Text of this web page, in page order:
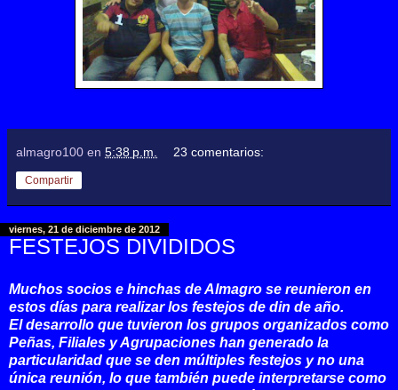
almagro100 en 5:38 p.m. 23 comentarios:
Compartir
viernes, 21 de diciembre de 2012
FESTEJOS DIVIDIDOS
Muchos socios e hinchas de Almagro se reunieron en
estos días para realizar los festejos de din de año.
El desarrollo que tuvieron los grupos organizados como
Peñas, Filiales y Agrupaciones han generado la
particularidad que se den múltiples festejos y no una
única reunión, lo que también puede interpretarse como